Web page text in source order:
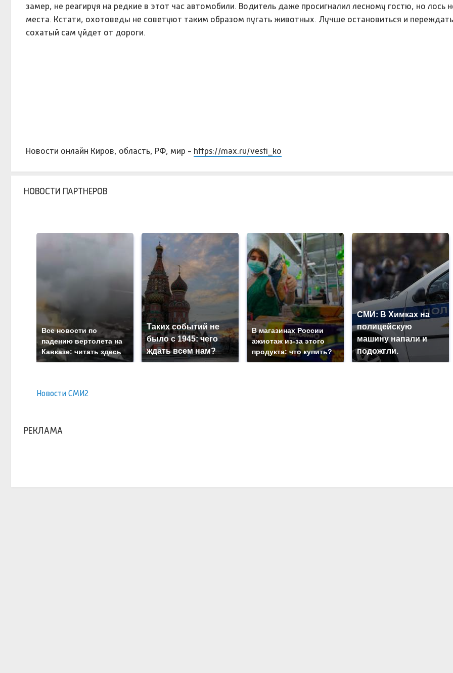
замер, не реагируя на редкие в этот час автомобили. Водитель даже просигналил лесному гостю, но лось
места. Кстати, охотоведы не советуют таким образом пугать животных. Лучше остановиться и
сохатый сам уйдет от дороги.
Новости онлайн Киров, область, РФ, мир - https://max.ru/vesti_ko
НОВОСТИ ПАРТНЕРОВ
Все новости по
падению вертолета на
Кавказе: читать здесь
Таких событий не
было с 1945: чего
ждать всем нам?
В магазинах России
ажиотаж из-за этого
продукта: что купить?
СМИ: В Химках на
полицейскую
машину напали и
подожгли.
Новости СМИ2
РЕКЛАМА